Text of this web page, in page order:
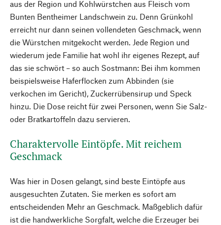
aus der Region und Kohlwürstchen aus Fleisch vom
Bunten Bentheimer Landschwein zu. Denn Grünkohl
erreicht nur dann seinen vollendeten Geschmack, wenn
die Würstchen mitgekocht werden. Jede Region und
wiederum jede Familie hat wohl ihr eigenes Rezept, auf
das sie schwört – so auch Sostmann: Bei ihm kommen
beispielsweise Haferflocken zum Abbinden (sie
verkochen im Gericht), Zuckerrübensirup und Speck
hinzu. Die Dose reicht für zwei Personen, wenn Sie Salz-
oder Bratkartoffeln dazu servieren.
Charaktervolle Eintöpfe. Mit reichem
Geschmack
Was hier in Dosen gelangt, sind beste Eintöpfe aus
ausgesuchten Zutaten. Sie merken es sofort am
entscheidenden Mehr an Geschmack. Maßgeblich dafür
ist die handwerk­liche Sorgfalt, welche die Erzeuger bei